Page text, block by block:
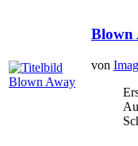
Blown
von